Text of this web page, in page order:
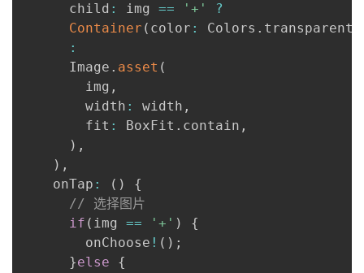
      child
: img == '+'
?
Container ( color : Colors . transparent
:
      Image
. asset (
        img
,
        width
: width ,
        fit
: BoxFit . contain ,
) ,
) ,
    onTap
: ( )
{
// 选择图片
if ( img == '+' )
{
        onChoose
! ( ) ;
}else
{